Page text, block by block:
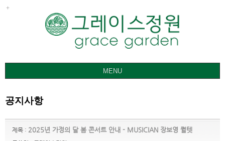
MENU
갤러리
공지사항
제목 : 2025년 가정의 달 봄 콘서트 안내 - MUSICIAN 장보영 퀄텟